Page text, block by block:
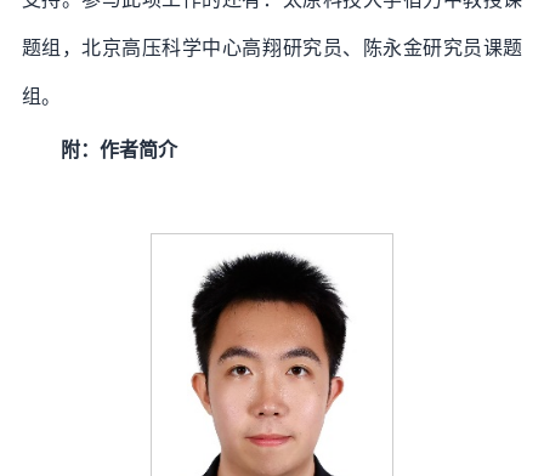
题组，北京高压科学中心高翔研究员、陈永金研究员课题
组。
附：作者简介